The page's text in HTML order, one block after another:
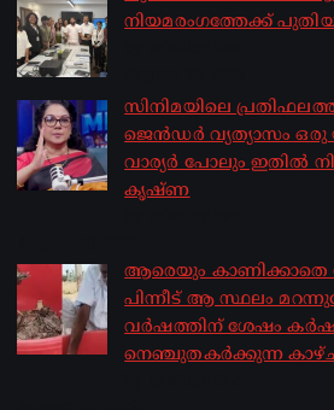
നിയമരംഗത്തേക്ക്
സിനിമയിലെ
ജെന്‍ഡര്‍ വ്യത്യാസം ഒരു
വാര്യര്‍ പോലും ഇതില്‍
കൃഷ്ണ
ആരെയും കാണിക്കാതെ
പിന്നീട് ആ സ്ഥലം
വര്‍ഷത്തിന് ശേഷം
നെഞ്ചുതകര്‍ക്കുന്ന